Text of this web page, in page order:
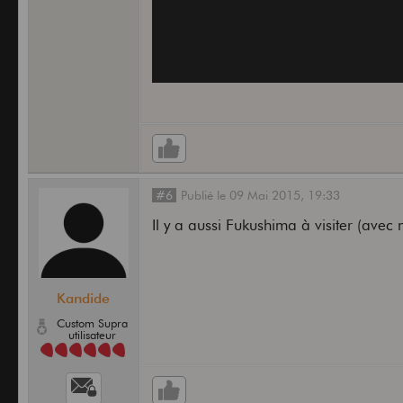
Kandide
Custom Supra
utilisateur
#6 Publié le 09 Mai 2015, 19:33
Il y a aussi Fukushima à visiter (avec